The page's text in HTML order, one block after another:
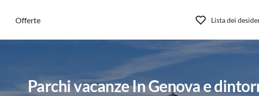
Offerte Lista dei
Parchi vacanze In Genova e